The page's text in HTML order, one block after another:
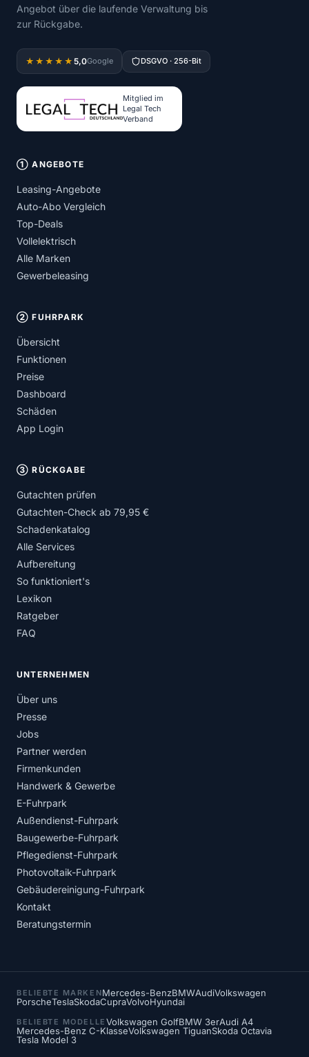
Angebot über die laufende Verwaltung bis
zur Rückgabe.
★★★★★ 5,0Google DSGVO · 256-Bit
Mitglied im
Legal Tech
Verband
① ANGEBOTE
Leasing-Angebote
Auto-Abo Vergleich
Top-Deals
Vollelektrisch
Alle Marken
Gewerbeleasing
② FUHRPARK
Übersicht
Funktionen
Preise
Dashboard
Schäden
App Login
③ RÜCKGABE
Gutachten prüfen
Gutachten-Check ab 79,95 €
Schadenkatalog
Alle Services
Aufbereitung
So funktioniert's
Lexikon
Ratgeber
FAQ
UNTERNEHMEN
Über uns
Presse
Jobs
Partner werden
Firmenkunden
Handwerk & Gewerbe
E-Fuhrpark
Außendienst-Fuhrpark
Baugewerbe-Fuhrpark
Pflegedienst-Fuhrpark
Photovoltaik-Fuhrpark
Gebäudereinigung-Fuhrpark
Kontakt
Beratungstermin
BELIEBTE MARKENMercedes-BenzBMWAudiVolkswagen
PorscheTeslaSkodaCupraVolvoHyundai
BELIEBTE MODELLE Volkswagen GolfBMW 3erAudi A4
Mercedes-Benz C-KlasseVolkswagen TiguanSkoda Octavia
Tesla Model 3